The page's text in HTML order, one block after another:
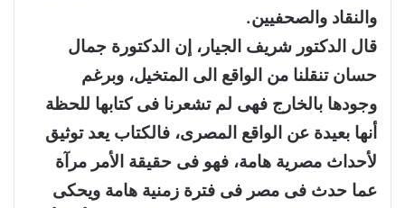
والنقاد والصحفيين.
قال الدكتور شريف الجيار، إن الدكتورة جمال
حسان تنقلنا من الواقع الى المتخيل، وبرغم
وجودها بالخارج فهى لم تشعرنا فى كتابها للحظة
أنها بعيدة عن الواقع المصرى، فالكتاب يعد توثيق
لأحداث مصرية هامة، فهو فى حقيقة الأمر مرآة
عما حدث فى مصر فى فترة زمنية هامة ويحكى